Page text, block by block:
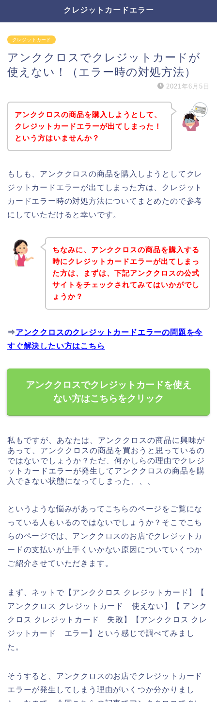
クレジットカードエラー
クレジットカード
アンククロスでクレジットカードが
使えない！（エラー時の対処方法）
2021年6月5日
アンククロスの商品を購入しようとして、
クレジットカードエラーが出てしまった！
という方はいませんか？
もしも、アンククロスの商品を購入しようとしてクレ
ジットカードエラーが出てしまった方は、クレジット
カードエラー時の対処方法についてまとめたので参考
にしていただけると幸いです。
ちなみに、アンククロスの商品を購入する
時にクレジットカードエラーが出てしまっ
た方は、まずは、下記アンククロスの公式
サイトをチェックされてみてはいかがでし
ょうか？
⇒アンククロスのクレジットカードエラーの問題を今
すぐ解決したい方はこちら
アンククロスでクレジットカードを使え
ない方はこちらをクリック
私もですが、あなたは、アンククロスの商品に興味が
あって、アンククロスの商品を買おうと思っているの
ではないでしょうか？ただ、何かしらの理由でクレジ
ットカードエラーが発生してアンククロスの商品を購
入できない状態になってしまった、、、
というような悩みがあってこちらのページをご覧にな
っている人もいるのではないでしょうか？そこでこち
らのページでは、アンククロスのお店でクレジットカ
ードの支払いが上手くいかない原因についていくつか
ご紹介させていただきます。
まず、ネットで【アンククロス クレジットカード】【
アンククロス クレジットカード 使えない】【 アンク
クロス クレジットカード 失敗】【アンククロス クレ
ジットカード エラー】という感じで調べてみまし
た。
そうすると、アンククロスのお店でクレジットカード
エラーが発生してしまう理由がいくつか分かりまし